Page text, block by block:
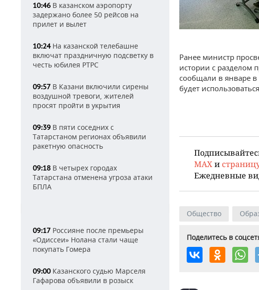
10:46 В казанском аэропорту
задержано более 50 рейсов на
прилет и вылет
10:24На казанской телебашне
включат праздничную подсветку в
честь юбилея РТРС
09:57 В Казани включили сирены
воздушной тревоги, жителей
просят пройти в укрытия
09:39 В пяти соседних с
Татарстаном регионах объявили
ракетную опасность
09:18 В четырех городах
Татарстана отменена угроза атаки
БПЛА
09:17 Россияне после премьеры
«Одиссеи» Нолана стали чаще
покупать Гомера
09:00Казанского судью Марселя
Гафарова объявили в розыск
Ранее министр
истории с разделом
сообщали в январе в
будет
MAX и
Ежедневные
Общество
Поделитесь в